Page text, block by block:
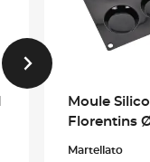
Moule
Florentins
Martellato